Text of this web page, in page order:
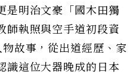
是明治文豪「國木田獨
師執照與空手道初段資
故事，從出道經歷、家
識這位大器晚成的日本